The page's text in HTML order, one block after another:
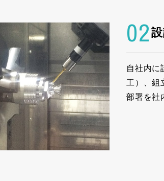
02
自社内に
工）、組
部署を社